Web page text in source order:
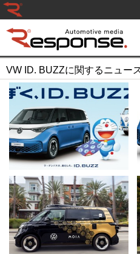
VW ID. BUZZに関するニュー